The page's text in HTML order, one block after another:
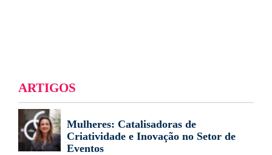
ARTIGOS
Mulheres: Catalisadoras de
Criatividade e Inovação no Setor de
Eventos